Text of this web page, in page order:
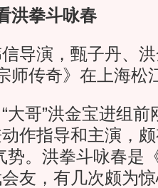
拳斗咏春
演，甄子丹、洪
师传奇》在上海松
哥”洪金宝进组前
作指导和主演，
势。洪拳斗咏春是
友，有几次颇为